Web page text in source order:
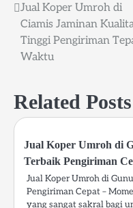
Post
navigation
Jual Koper Umroh di
Ciamis Jaminan
Tinggi Pengiriman
Waktu
Related Posts
Jual Koper Umroh di
Terbaik Pengiriman
Jual Koper Umroh di
Pengiriman Cepat –
yang sangat sakral bagi